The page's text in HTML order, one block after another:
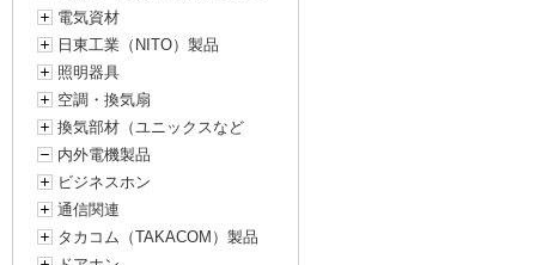
電気資材
日東工業（NITO）製品
照明器具
空調・換気扇
換気部材（ユニックスなど
内外電機製品
ビジネスホン
通信関連
タカコム（TAKACOM）製品